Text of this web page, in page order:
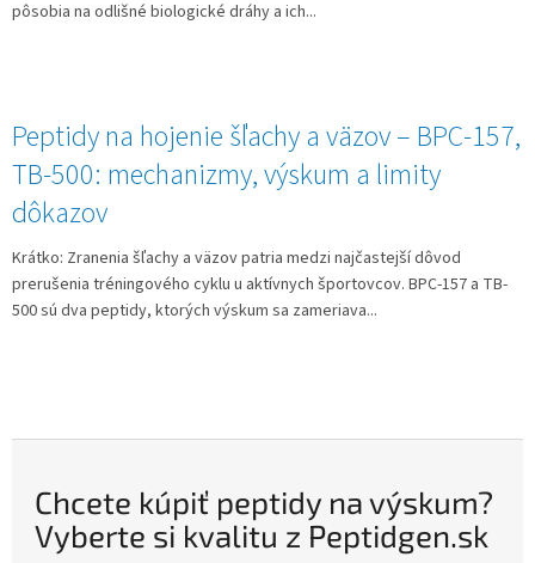
pôsobia na odlišné biologické dráhy a ich...
Peptidy na hojenie šľachy a väzov – BPC-157,
TB-500: mechanizmy, výskum a limity
dôkazov
Krátko: Zranenia šľachy a väzov patria medzi najčastejší dôvod
prerušenia tréningového cyklu u aktívnych športovcov. BPC-157 a TB-
500 sú dva peptidy, ktorých výskum sa zameriava...
Chcete kúpiť peptidy na výskum?
Vyberte si kvalitu z Peptidgen.sk